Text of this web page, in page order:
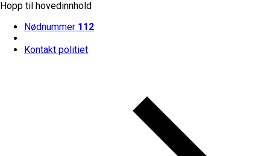
Hopp til hovedinnhold
Nødnummer 112
Kontakt politiet